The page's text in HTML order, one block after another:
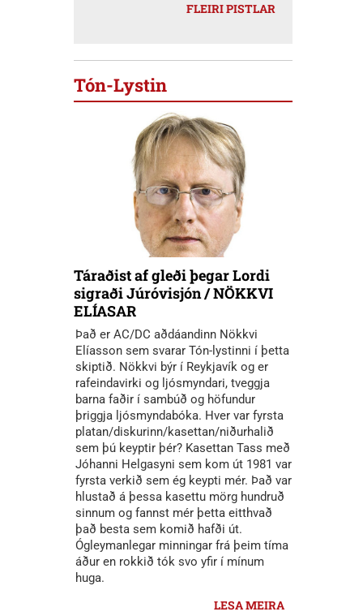
FLEIRI PISTLAR
Tón-Lystin
Táraðist af gleði þegar Lordi
sigraði Júróvisjón / NÖKKVI
ELÍASAR
Það er AC/DC aðdáandinn Nökkvi
Elíasson sem svarar Tón-lystinni í þetta
skiptið. Nökkvi býr í Reykjavík og er
rafeindavirki og ljósmyndari, tveggja
barna faðir í sambúð og höfundur
þriggja ljósmyndabóka. Hver var fyrsta
platan/diskurinn/kasettan/niðurhalið
sem þú keyptir þér? Kasettan Tass með
Jóhanni Helgasyni sem kom út 1981 var
fyrsta verkið sem ég keypti mér. Það var
hlustað á þessa kasettu mörg hundruð
sinnum og fannst mér þetta eitthvað
það besta sem komið hafði út.
Ógleymanlegar minningar frá þeim tíma
áður en rokkið tók svo yfir í mínum
huga.
LESA MEIRA